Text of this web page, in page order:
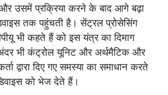
उसमें प्रक्रिया करने के बाद आगे बढ़ा
तक पहुंचती है। सेंट्रल प्रोसेसिंग
भी कहते हैं को इस यंत्र का दिमाग
भी कंट्रोल यूनिट और अर्थमैटिक और
द्वारा दिए गए समस्या का समाधान करते
को भेज देते हैं।